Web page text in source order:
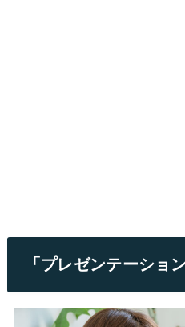
「プレゼンテーショ